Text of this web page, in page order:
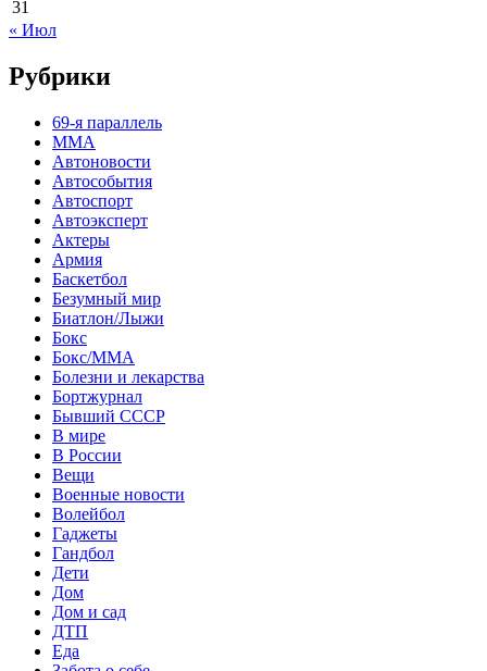
31
« Июл
Рубрики
69-я параллель
MMA
Автоновости
Автособытия
Автоспорт
Автоэксперт
Актеры
Армия
Баскетбол
Безумный мир
Биатлон/Лыжи
Бокс
Бокс/MMA
Болезни и лекарства
Бортжурнал
Бывший СССР
В мире
В России
Вещи
Военные новости
Волейбол
Гаджеты
Гандбол
Дети
Дом
Дом и сад
ДТП
Еда